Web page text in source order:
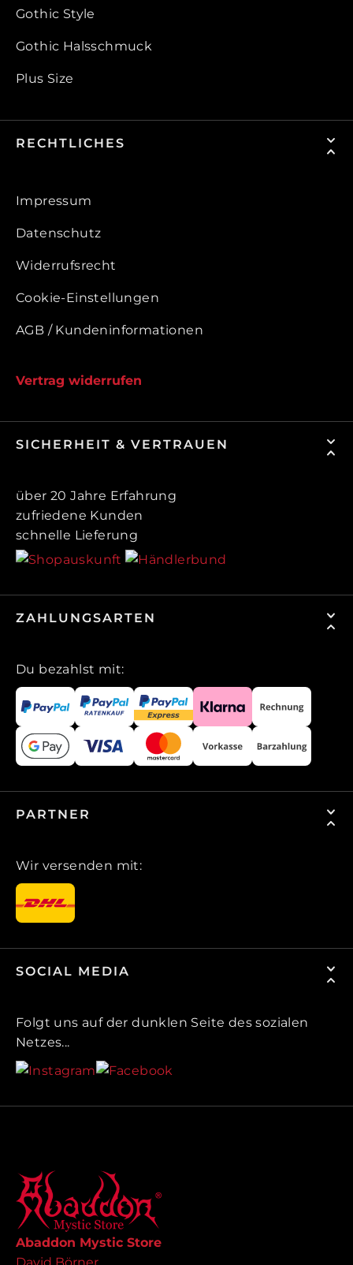
Gothic Style
Gothic Halsschmuck
Plus Size
RECHTLICHES
Impressum
Datenschutz
Widerrufsrecht
Cookie-Einstellungen
AGB / Kundeninformationen
Vertrag widerrufen
SICHERHEIT & VERTRAUEN
über 20 Jahre Erfahrung
zufriedene Kunden
schnelle Lieferung
ZAHLUNGSARTEN
Du bezahlst mit:
PARTNER
Wir versenden mit:
SOCIAL MEDIA
Folgt uns auf der dunklen Seite des sozialen
Netzes...
Abaddon Mystic Store